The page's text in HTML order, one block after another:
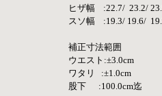
ヒザ幅    :22.7/  23.2/
スソ幅    :19.3/ 19.6/
補正寸法範囲
ウエスト:±3.0cm
ワタリ   :±1.0cm
股下      :100.0cm迄